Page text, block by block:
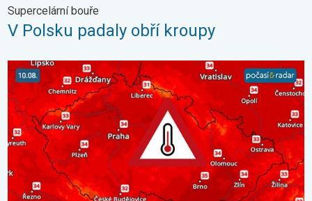
Supercelární bouře
V Polsku padaly obří kroupy
Výrazně vysoké teploty se vrátí v neděli. Ochlazení jen krátké.